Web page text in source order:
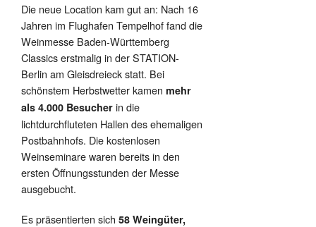
Die neue Location kam gut an: Nach 16
Jahren im Flughafen Tempelhof fand die
Weinmesse Baden-Württemberg
Classics erstmalig in der STATION-
Berlin am Gleisdreieck statt. Bei
schönstem Herbstwetter kamen mehr
als 4.000 Besucher in die
lichtdurchfluteten Hallen des ehemaligen
Postbahnhofs. Die kostenlosen
Weinseminare waren bereits in den
ersten Öffnungsstunden der Messe
ausgebucht.
Es präsentierten sich 58 Weingüter,